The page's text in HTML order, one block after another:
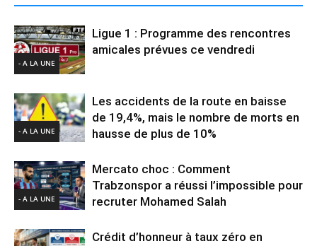
- A LA UNE
Ligue 1 : Programme des rencontres
amicales prévues ce vendredi
- A LA UNE
Les accidents de la route en baisse
de 19,4%, mais le nombre de morts en
hausse de plus de 10%
- A LA UNE
Mercato choc : Comment
Trabzonspor a réussi l’impossible pour
recruter Mohamed Salah
Crédit d’honneur à taux zéro en